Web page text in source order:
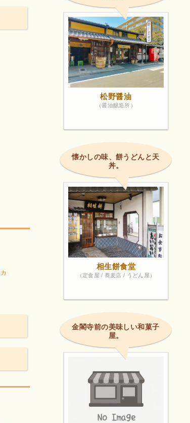
カ
松野醤油
（醤油醸造所）
懐かしの味、餅うどんと天
丼。
相生餅食堂
（定食屋 / 蕎麦店 / うどん屋）
金閣寺前の美味しい和菓子
屋。